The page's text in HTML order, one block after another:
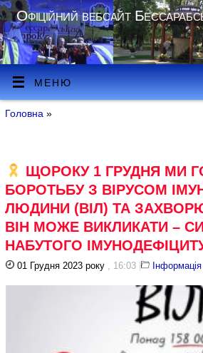
Офіційний вебсайт
МЕНЮ
Головна »
ЩОРОКУ 1 ГРУДНЯ МИ
БОРОТЬБУ З ВІРУСОМ
ЛЮДИНИ (ВІЛ) ТА
ВІН МОЖЕ ВИКЛИКАТИ –
НАБУТОГО
01 Грудня 2023 року , 16:03 | Інформація